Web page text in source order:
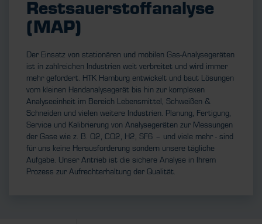
Restsauerstoff­analyse
(MAP)
Der Einsatz von stationären und mobilen Gas-Analysegeräten
ist in zahlreichen Industrien weit verbreitet und wird immer
mehr gefordert. HTK Hamburg entwickelt und baut Lösungen
vom kleinen Handanalysegerät bis hin zur komplexen
Analyseeinheit im Bereich Lebensmittel, Schweißen &
Schneiden und vielen weitere Industrien. Planung, Fertigung,
Service und Kalibrierung von Analysegeräten zur Messungen
der Gase wie z. B. O2, CO2, H2, SF6 – und viele mehr - sind
für uns keine Herausforderung sondern unsere tägliche
Aufgabe. Unser Antrieb ist die sichere Analyse in Ihrem
Prozess zur Aufrechterhaltung der Qualität.